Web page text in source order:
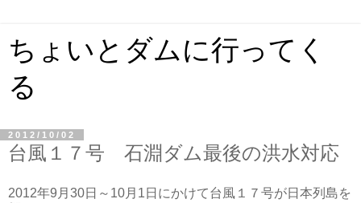
ちょいとダムに行ってく
る
2012/10/02
台風１７号 石淵ダム最後の洪水対応
2012年9月30日～10月1日にかけて台風１７号が日本列島を